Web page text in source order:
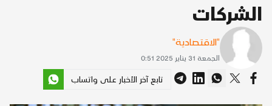
الشركات
"الاقتصادية"
الجمعة 31 يناير 2025 0:51
تابع آخر الأخبار على واتساب